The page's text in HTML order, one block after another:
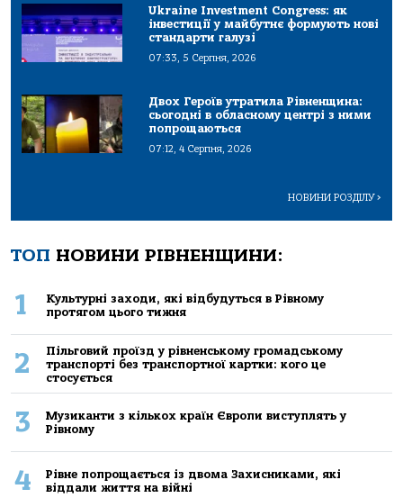
Ukraine Investment Congress: як
інвестиції у майбутнє формують нові
стандарти галузі
07:33, 5 Серпня, 2026
Двох Героїв утратила Рівненщина:
сьогодні в обласному центрі з ними
попрощаються
07:12, 4 Серпня, 2026
НОВИНИ РОЗДІЛУ>
ТОП НОВИНИ РІВНЕНЩИНИ:
1
Культурні заходи, які відбудуться в Рівному
протягом цього тижня
2
Пільговий проїзд у рівненському громадському
транспорті без транспортної картки: кого це
стосується
3
Музиканти з кількох країн Європи виступлять у
Рівному
4
Рівне попрощається із двома Захисниками, які
віддали життя на війні